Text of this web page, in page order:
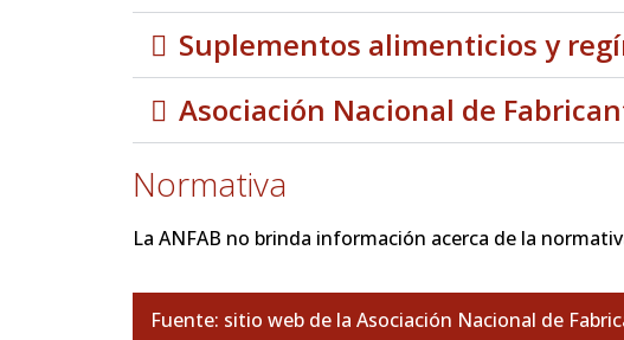
Suplementos alimenticios y
Asociación Nacional de
Normativa
La ANFAB no brinda información acerca de la
Fuente: sitio web de la Asociación Nacional de